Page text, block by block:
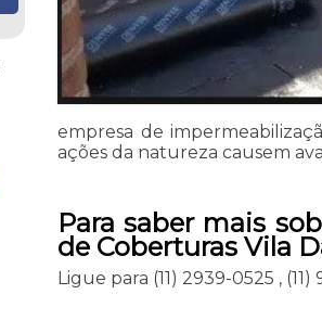
empresa de
ações da natureza causem
Para saber mais
de Coberturas Vila
Ligue para (11) 2939-0525 ,